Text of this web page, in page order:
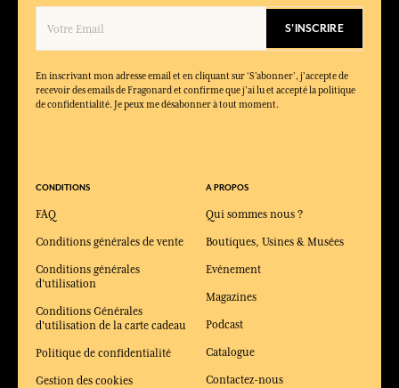
S'INSCRIRE
En inscrivant mon adresse email et en cliquant sur ‘S’abonner’, j'accepte de
recevoir des emails de Fragonard et confirme que j'ai lu et accepté la politique
de confidentialité. Je peux me désabonner à tout moment.
CONDITIONS
FAQ
Conditions générales de vente
Conditions générales
d'utilisation
Conditions Générales
d'utilisation de la carte cadeau
Politique de confidentialité
Gestion des cookies
A PROPOS
Qui sommes nous ?
Boutiques, Usines & Musées
Evénement
Magazines
Podcast
Catalogue
Contactez-nous